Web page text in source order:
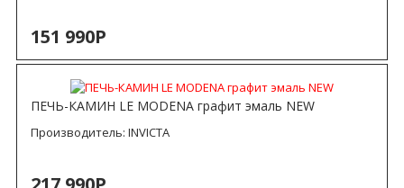
151 990Р
ПЕЧЬ-КАМИН LE MODENA графит эмаль NEW
Производитель: INVICTA